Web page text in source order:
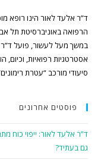
ד”ר אלעד לאור הינו רופא
הרפואה באוניברסיטת תל
במשך מעל לעשור, פועל ד”ר
אסטרטגיות רפואיות,
סיעודי מורכב “עטרת
פוסטים אחרונים
ד”ר אלעד לאור: ייפוי כוח
גם בעתיד?